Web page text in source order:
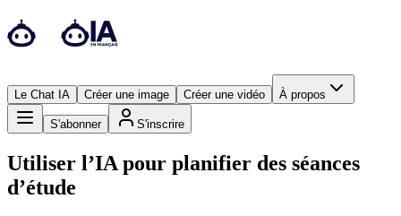
Le Chat IA Créer une image Créer une vidéo À propos
S'abonner S'inscrire
Utiliser l’IA pour planifier des séances
d’étude